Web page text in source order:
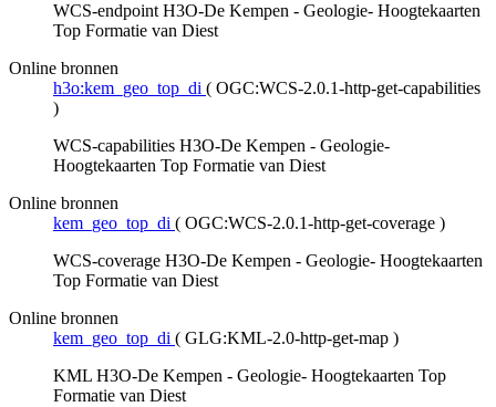
WCS-endpoint H3O-De Kempen - Geologie- Hoogtekaarten
Top Formatie van Diest
Online bronnen
h3o:kem_geo_top_di ( OGC:WCS-2.0.1-http-get-capabilities
)
WCS-capabilities H3O-De Kempen - Geologie-
Hoogtekaarten Top Formatie van Diest
Online bronnen
kem_geo_top_di ( OGC:WCS-2.0.1-http-get-coverage )
WCS-coverage H3O-De Kempen - Geologie- Hoogtekaarten
Top Formatie van Diest
Online bronnen
kem_geo_top_di ( GLG:KML-2.0-http-get-map )
KML H3O-De Kempen - Geologie- Hoogtekaarten Top
Formatie van Diest